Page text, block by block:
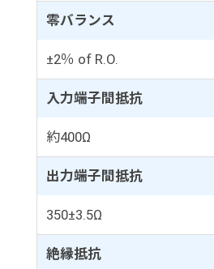
零バランス
±2％ of R.O.
入力端子間抵抗
約400Ω
出力端子間抵抗
350±3.5Ω
絶縁抵抗